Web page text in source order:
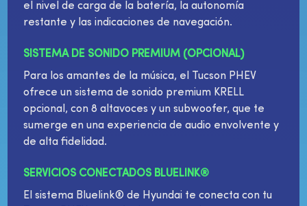
el nivel de carga de la batería, la autonomía
restante y las indicaciones de navegación.
SISTEMA DE SONIDO PREMIUM (OPCIONAL)
Para los amantes de la música, el Tucson PHEV
ofrece un sistema de sonido premium KRELL
opcional, con 8 altavoces y un subwoofer, que te
sumerge en una experiencia de audio envolvente y
de alta fidelidad.
SERVICIOS CONECTADOS BLUELINK®
El sistema Bluelink® de Hyundai te conecta con tu